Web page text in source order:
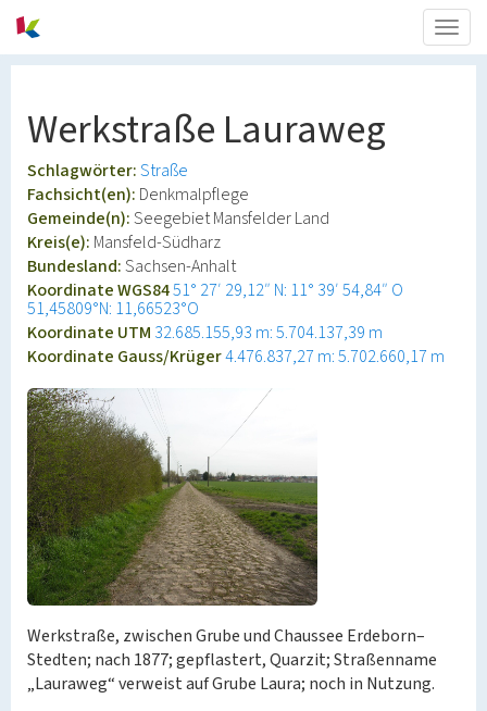
Werkstraße Lauraweg
Schlagwörter:Straße
Fachsicht(en): Denkmalpflege
Gemeinde(n):Seegebiet Mansfelder Land
Kreis(e): Mansfeld-Südharz
Bundesland:Sachsen-Anhalt
Koordinate WGS8451° 27′ 29,12″ N: 11° 39′ 54,84″ O
51,45809°N: 11,66523°O
Koordinate UTM 32.685.155,93 m: 5.704.137,39 m
Koordinate Gauss/Krüger4.476.837,27 m: 5.702.660,17 m
Werkstraße, zwischen Grube und Chaussee Erdeborn–
Stedten; nach 1877; gepflastert, Quarzit; Straßenname
„Lauraweg“ verweist auf Grube Laura; noch in Nutzung.